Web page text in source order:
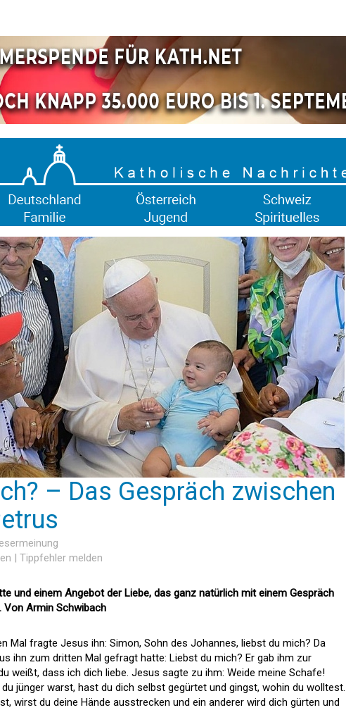
– Das Gespräch zwischen
| Tippfehler melden
und einem Angebot der Liebe, das ganz natürlich mit einem Gespräch
Von Armin Schwibach
Mal fragte Jesus ihn: Simon, Sohn des Johannes, liebst du mich? Da
ihn zum dritten Mal gefragt hatte: Liebst du mich? Er gab ihm zur
weißt, dass ich dich liebe. Jesus sagte zu ihm: Weide meine Schafe!
jünger warst, hast du dich selbst gegürtet und gingst, wohin du wolltest.
wirst du deine Hände ausstrecken und ein anderer wird dich gürten und